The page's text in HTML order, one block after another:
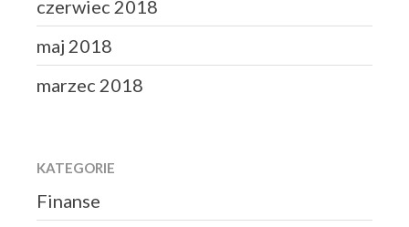
czerwiec 2018
maj 2018
marzec 2018
KATEGORIE
Finanse